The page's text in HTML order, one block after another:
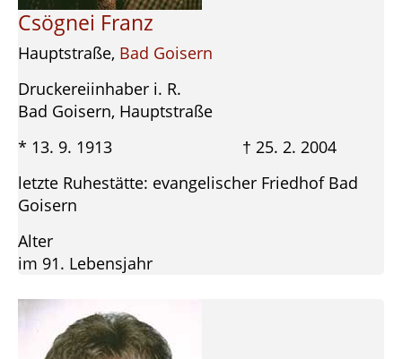
Csögnei Franz
Hauptstraße, Bad Goisern
Druckereiinhaber i. R.
Bad Goisern, Hauptstraße
* 13. 9. 1913 † 25. 2. 2004
letzte Ruhestätte: evangelischer Friedhof Bad
Goisern
Alter
im 91. Lebensjahr